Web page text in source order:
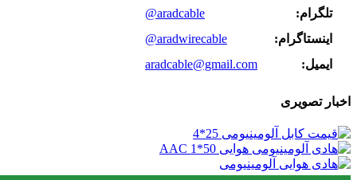
تلگرام:
@aradcable
اینستاگرام:
@aradwirecable
ایمیل:
aradcable@gmail.com
اخبار تصویری